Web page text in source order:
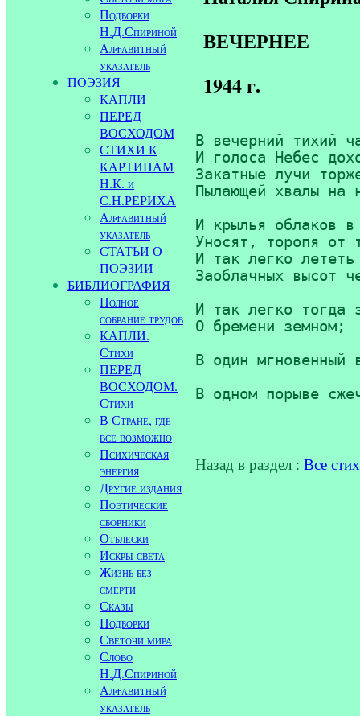
Подборки
Н.Д.Спириной
Алфавитный
указатель
ПОЭЗИЯ
КАПЛИ
ПЕРЕД
ВОСХОДОМ
СТИХИ К
КАРТИНАМ
Н.К. и
С.Н.РЕРИХА
Алфавитный
указатель
СТАТЬИ О
ПОЭЗИИ
БИБЛИОГРАФИЯ
Полное
собрание трудов
КАПЛИ.
Стихи
ПЕРЕД
ВОСХОДОМ.
Стихи
В Стране, где
всё возможно
Психическая
энергия
Другие издания
Поэтические
сборники
Отблески
Искры света
Жизнь без
смерти
Сказы
Подборки
Светочи мира
Слово
Н.Д.Спириной
Алфавитный
указатель
ВЕЧЕРНЕЕ
1944 г.
В вечерний тихий
И голоса Небес
Закатные лучи
Пылающей хвалы на
И крылья облаков
Уносят, торопя от
И так легко
Заоблачных высот
И так легко тогда
О бремени земном;
В один мгновенный
В одном порыве
Назад в раздел : Все